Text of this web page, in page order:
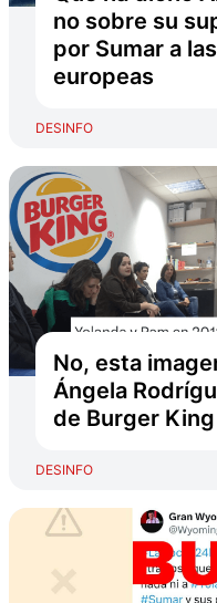
no sobre su
por Sumar a
europeas
DESINFO
No, esta
Ángela
de Burger
DESINFO